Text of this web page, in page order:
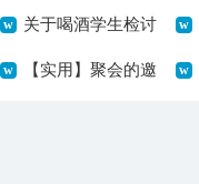
关于喝酒学生检讨
书合集十篇
【实用】聚会的邀